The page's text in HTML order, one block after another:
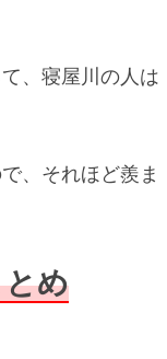
、寝屋川の人は
、それほど羨ま
め